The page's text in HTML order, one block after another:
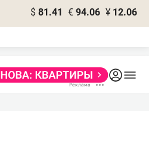
$ 81.41 € 94.06 ¥ 12.06